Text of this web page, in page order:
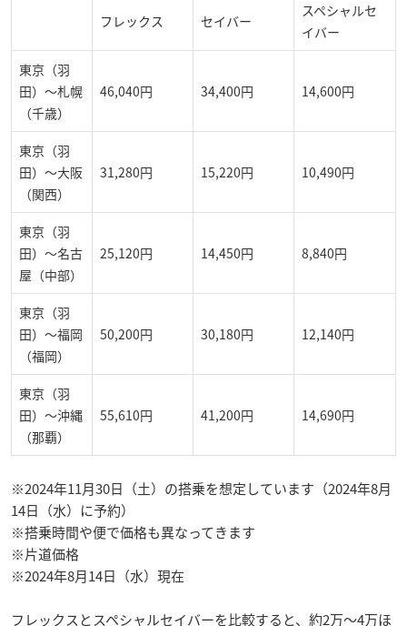
フレックス セイバー
スペシャルセ
イバー
東京（羽
田）～札幌
（千歳）
46,040円 34,400円 14,600円
東京（羽
田）～大阪
（関西）
31,280円 15,220円 10,490円
東京（羽
田）～名古
屋（中部）
25,120円 14,450円 8,840円
東京（羽
田）～福岡
（福岡）
50,200円 30,180円 12,140円
東京（羽
田）～沖縄
（那覇）
55,610円 41,200円 14,690円
※2024年11月30日（土）の搭乗を想定しています（2024年8月
14日（水）に予約）
※搭乗時間や便で価格も異なってきます
※片道価格
※2024年8月14日（水）現在
フレックスとスペシャルセイバーを比較すると、約2万～4万ほ